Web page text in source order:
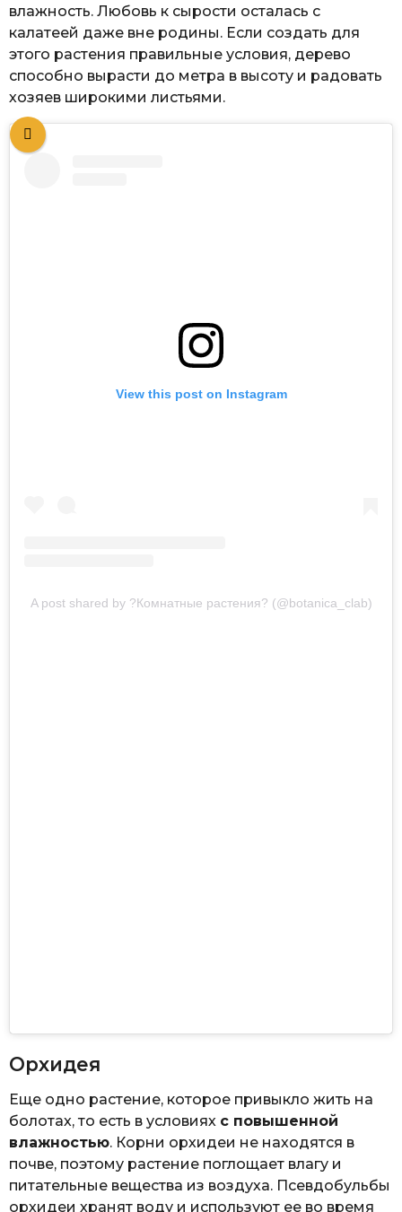
влажность. Любовь к сырости осталась с
калатеей даже вне родины. Если создать для
этого растения правильные условия, дерево
способно вырасти до метра в высоту и радовать
хозяев широкими листьями.
View this post on Instagram
A post shared by ?Комнатные растения? (@botanica_clab)
Орхидея
Еще одно растение, которое привыкло жить на
болотах, то есть в условиях с повышенной
влажностью. Корни орхидеи не находятся в
почве, поэтому растение поглощает влагу и
питательные вещества из воздуха. Псевдобульбы
орхидеи хранят воду и используют ее во время